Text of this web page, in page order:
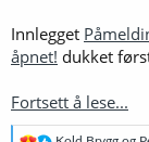
Innlegget
åpnet! dukket
Fortsett å lese...
R